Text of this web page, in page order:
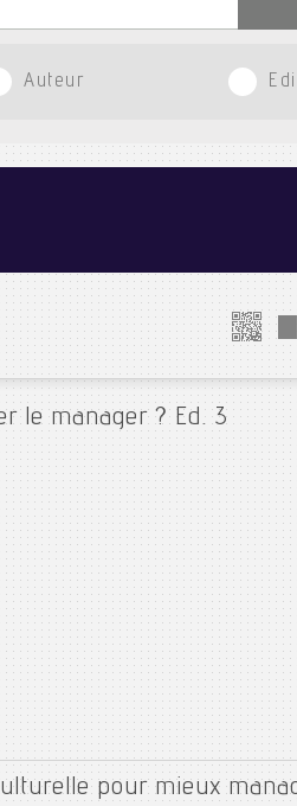
Auteur
le manager ? Ed. 3
pour mieux